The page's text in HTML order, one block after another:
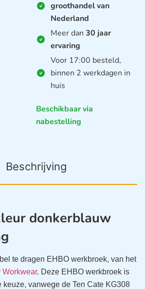
groothandel van
Nederland
Meer dan 30 jaar
ervaring
Voor 17:00 besteld,
binnen 2 werkdagen in
huis
Beschikbaar via
nabestelling
Beschrijving
donkerblauw
te dragen EHBO werkbroek, van het
Workwear. Deze EHBO werkbroek is
keuze, vanwege de Ten Cate KG308